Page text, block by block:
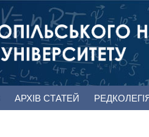
АРХІВ СТАТЕЙ